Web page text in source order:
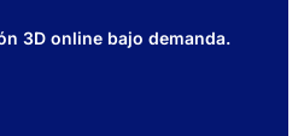
3D online bajo demanda.